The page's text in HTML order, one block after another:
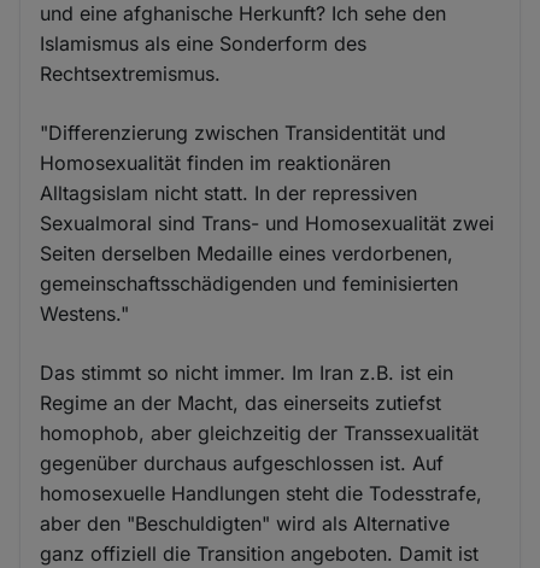
und eine afghanische Herkunft? Ich sehe den
Islamismus als eine Sonderform des
Rechtsextremismus.
"Differenzierung zwischen Transidentität und
Homosexualität finden im reaktionären
Alltagsislam nicht statt. In der repressiven
Sexualmoral sind Trans- und Homosexualität zwei
Seiten derselben Medaille eines verdorbenen,
gemeinschaftsschädigenden und feminisierten
Westens."
Das stimmt so nicht immer. Im Iran z.B. ist ein
Regime an der Macht, das einerseits zutiefst
homophob, aber gleichzeitig der Transsexualität
gegenüber durchaus aufgeschlossen ist. Auf
homosexuelle Handlungen steht die Todesstrafe,
aber den "Beschuldigten" wird als Alternative
ganz offiziell die Transition angeboten. Damit ist